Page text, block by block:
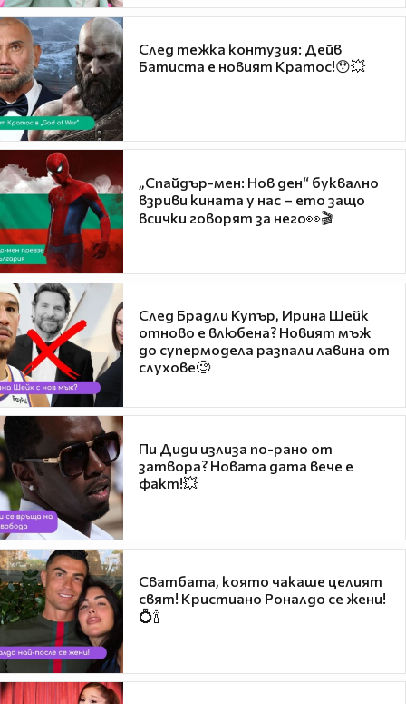
След тежка контузия: Дейв
Батиста е новият Кратос!😯💥
„Спайдър-мен: Нов ден“ буквално
взриви кината у нас – ето защо
всички говорят за него👀🎬
След Брадли Купър, Ирина Шейк
отново е влюбена? Новият мъж
до супермодела разпали лавина от
слухове🧐
Пи Диди излиза по-рано от
затвора? Новата дата вече е
факт!💥
Сватбата, която чакаше целият
свят! Кристиано Роналдо се жени!
💍🍾